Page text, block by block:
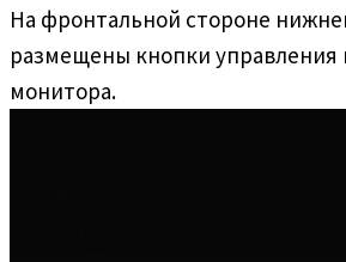
На фронтальной стороне
размещены кнопки управления
монитора.